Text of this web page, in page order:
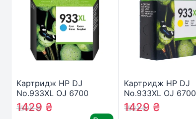
Картридж HP DJ
No.933XL OJ 6700
Premium Cyan
(CN054AE)
1505₴
1429 ₴
Картридж HP DJ
No.933XL OJ 6700
Premium Yellow
(CN056AE)
1521₴
1429 ₴